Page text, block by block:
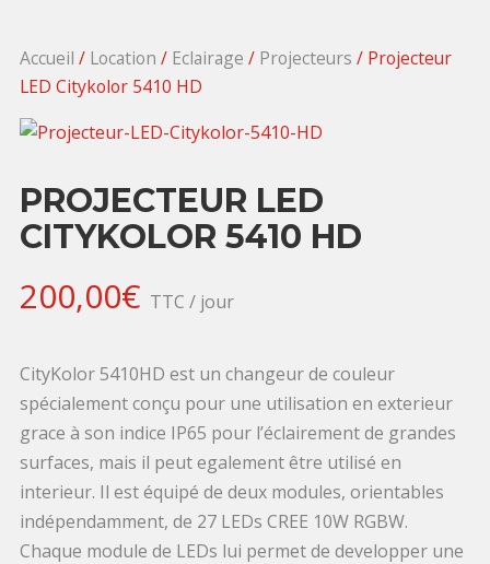
Accueil / Location / Eclairage / Projecteurs / Projecteur
LED Citykolor 5410 HD
PROJECTEUR LED
CITYKOLOR 5410 HD
200,00€ TTC / jour
CityKolor 5410HD est un changeur de couleur
spécialement conçu pour une utilisation en exterieur
grace à son indice IP65 pour l’éclairement de grandes
surfaces, mais il peut egalement être utilisé en
interieur. Il est équipé de deux modules, orientables
indépendamment, de 27 LEDs CREE 10W RGBW.
Chaque module de LEDs lui permet de developper une